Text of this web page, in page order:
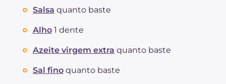
Salsa quanto baste
Alho 1 dente
Azeite virgem extra quanto baste
Sal fino quanto baste